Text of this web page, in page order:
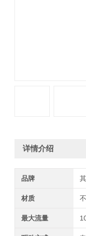
详情介绍
品牌
材质
最大流量